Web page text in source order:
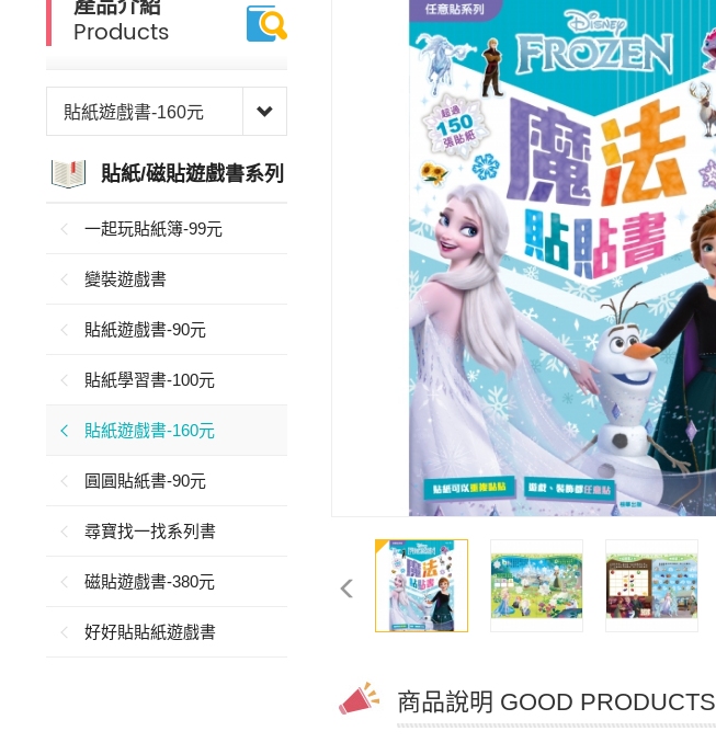
產品介紹
Products
貼紙遊戲書-160元
貼紙/磁貼遊戲書系列
一起玩貼紙簿-99元
變裝遊戲書
貼紙遊戲書-90元
貼紙學習書-100元
貼紙遊戲書-160元
圓圓貼紙書-90元
尋寶找一找系列書
磁貼遊戲書-380元
好好貼貼紙遊戲書
商品說明 GOOD PRODUCTS